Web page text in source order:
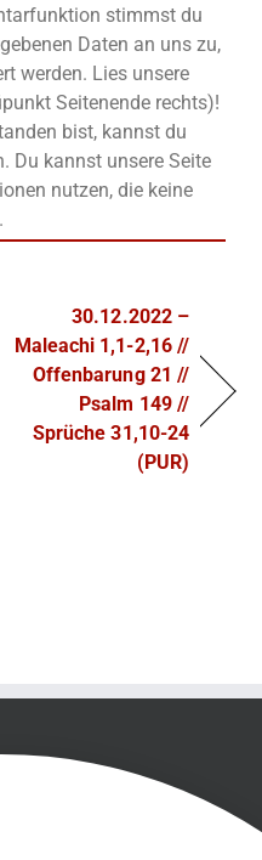
stimmst du
Daten an uns zu,
werden. Lies unsere
Seitenende rechts)!
bist, kannst du
Du kannst unsere Seite
nutzen, die keine
30.12.2022 –
Maleachi 1,1-2,16 //
Offenbarung 21 //
Psalm 149 //
Sprüche 31,10-24
(PUR)